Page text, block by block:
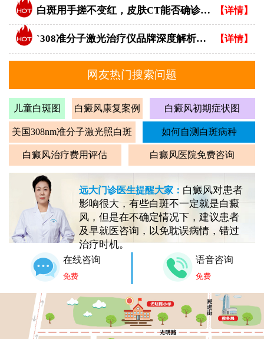
白斑用手搓不变红，皮肤CT能否确诊白癜风？ 【详情】
`308准分子激光治疗仪品牌深度解析：专业视角下的优选指南` 【详情】
网友热门搜索问题
儿童白斑图 白癜风康复案例 白癜风初期症状图
美国308nm准分子激光照白斑 如何自测白斑病种
白癜风治疗费用评估 白癜风医院免费咨询
远大门诊医生提醒大家： 白癜风对患者
影响很大，有些白斑不一定就是白癜
风，但是在不确定情况下，建议患者
及早就医咨询，以免耽误病情，错过
治疗时机。
在线咨询
免费
语音咨询
免费